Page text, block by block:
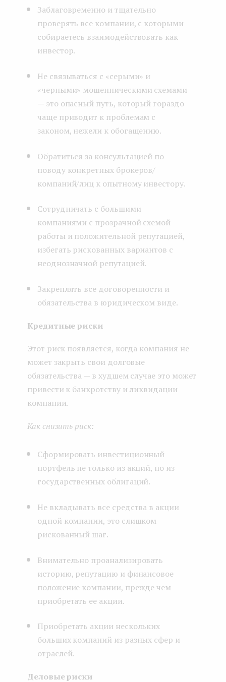
Заблаговременно и тщательно
проверять все компании, с которыми
собираетесь взаимодействовать как
инвестор.
Не связываться с «серыми» и
«черными» мошенническими схемами
— это опасный путь, который гораздо
чаще приводит к проблемам с
законом, нежели к обогащению.
Обратиться за консультацией по
поводу конкретных брокеров/
компаний/лиц к опытному инвестору.
Сотрудничать с большими
компаниями с прозрачной схемой
работы и положительной репутацией,
избегать рискованных вариантов с
неоднозначной репутацией.
Закреплять все договоренности и
обязательства в юридическом виде.
Кредитные риски
Этот риск появляется, когда компания не
может закрыть свои долговые
обязательства — в худшем случае это может
привести к банкротству и ликвидации
компании.
Как снизить риск:
Сформировать инвестиционный
портфель не только из акций, но из
государственных облигаций.
Не вкладывать все средства в акции
одной компании, это слишком
рискованный шаг.
Внимательно проанализировать
историю, репутацию и финансовое
положение компании, прежде чем
приобретать ее акции.
Приобретать акции нескольких
больших компаний из разных сфер и
отраслей.
Деловые риски